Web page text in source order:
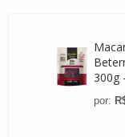
300g